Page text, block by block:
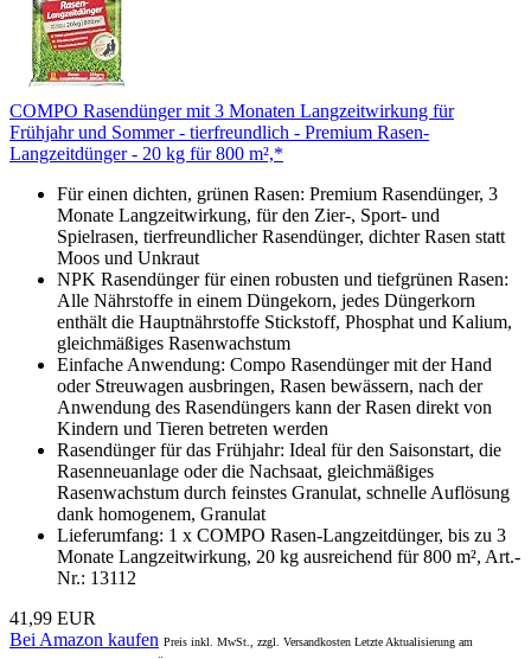
COMPO Rasendünger mit 3 Monaten Langzeitwirkung für
Frühjahr und Sommer - tierfreundlich - Premium Rasen-
Langzeitdünger - 20 kg für 800 m²,*
Für einen dichten, grünen Rasen: Premium Rasendünger, 3
Monate Langzeitwirkung, für den Zier-, Sport- und
Spielrasen, tierfreundlicher Rasendünger, dichter Rasen statt
Moos und Unkraut
NPK Rasendünger für einen robusten und tiefgrünen Rasen:
Alle Nährstoffe in einem Düngekorn, jedes Düngerkorn
enthält die Hauptnährstoffe Stickstoff, Phosphat und Kalium,
gleichmäßiges Rasenwachstum
Einfache Anwendung: Compo Rasendünger mit der Hand
oder Streuwagen ausbringen, Rasen bewässern, nach der
Anwendung des Rasendüngers kann der Rasen direkt von
Kindern und Tieren betreten werden
Rasendünger für das Frühjahr: Ideal für den Saisonstart, die
Rasenneuanlage oder die Nachsaat, gleichmäßiges
Rasenwachstum durch feinstes Granulat, schnelle Auflösung
dank homogenem, Granulat
Lieferumfang: 1 x COMPO Rasen-Langzeitdünger, bis zu 3
Monate Langzeitwirkung, 20 kg ausreichend für 800 m², Art.-
Nr.: 13112
41,99 EUR
Bei Amazon kaufen Preis inkl. MwSt., zzgl. Versandkosten Letzte Aktualisierung am